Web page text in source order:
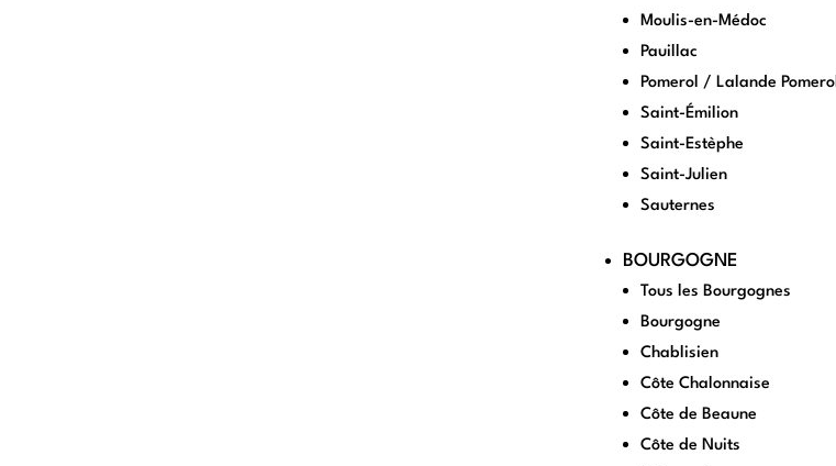
Moulis-en-Médoc
Pauillac
Pomerol / Lalande Pomerol
Saint-Émilion
Saint-Estèphe
Saint-Julien
Sauternes
BOURGOGNE
Tous les Bourgognes
Bourgogne
Chablisien
Côte Chalonnaise
Côte de Beaune
Côte de Nuits